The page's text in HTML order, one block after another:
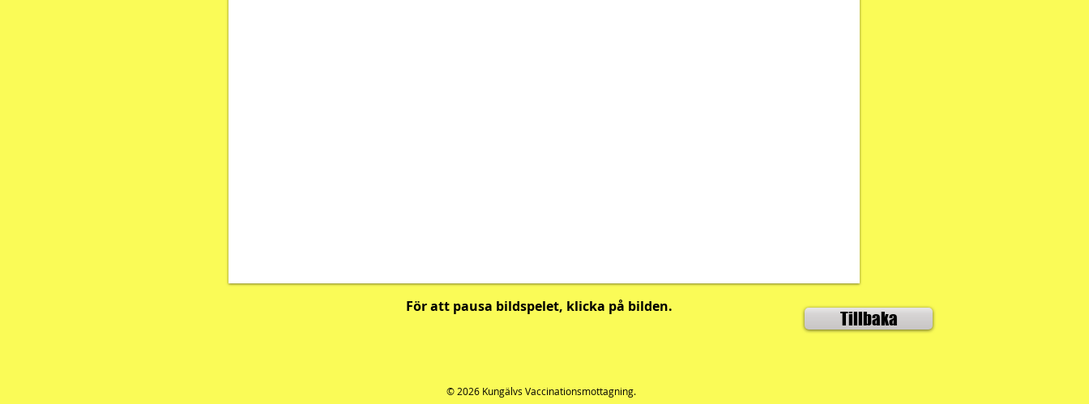
För att pausa bildspelet, klicka på bilden.
Tillbaka
© 2026 Kungälvs Vaccinationsmottagning.